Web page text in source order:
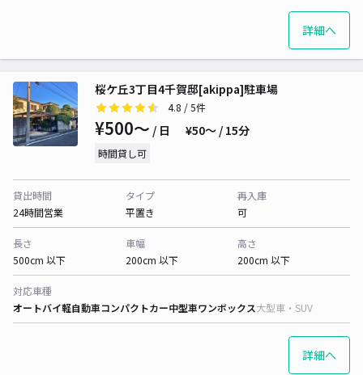
詳細へ
桜ケ丘3丁目4千賀邸[akippa]駐車場
4.8 / 5件
¥500〜 / 日 ¥50〜 / 15分
時間貸し可
貸出時間
24時間営業
タイプ
平置き
再入庫
可
長さ
500cm 以下
車幅
200cm 以下
高さ
200cm 以下
対応車種
オートバイ軽自動車コンパクトカー中型車ワンボックス大型車・SUV
詳細へ